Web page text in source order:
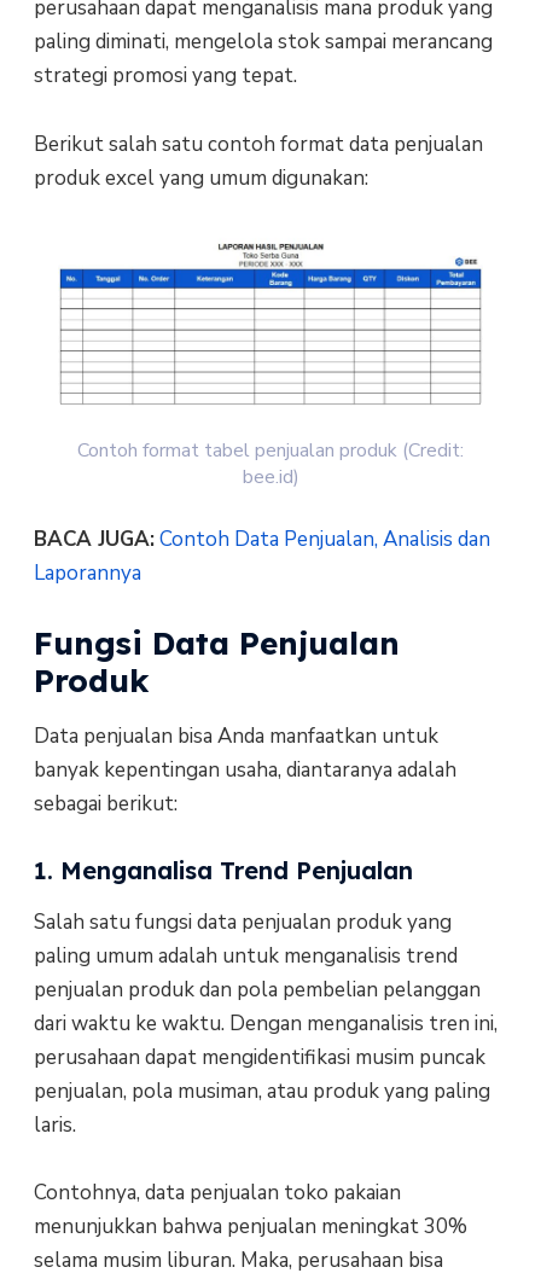
perusahaan dapat menganalisis mana produk yang
paling diminati, mengelola stok sampai merancang
strategi promosi yang tepat.
Berikut salah satu contoh format data penjualan
produk excel yang umum digunakan:
Contoh format tabel penjualan produk (Credit:
bee.id)
BACA JUGA:Contoh Data Penjualan, Analisis dan
Laporannya
Fungsi Data Penjualan
Produk
Data penjualan bisa Anda manfaatkan untuk
banyak kepentingan usaha, diantaranya adalah
sebagai berikut:
1. Menganalisa Trend Penjualan
Salah satu fungsi data penjualan produk yang
paling umum adalah untuk menganalisis trend
penjualan produk dan pola pembelian pelanggan
dari waktu ke waktu. Dengan menganalisis tren ini,
perusahaan dapat mengidentifikasi musim puncak
penjualan, pola musiman, atau produk yang paling
laris.
Contohnya, data penjualan toko pakaian
menunjukkan bahwa penjualan meningkat 30%
selama musim liburan. Maka, perusahaan bisa